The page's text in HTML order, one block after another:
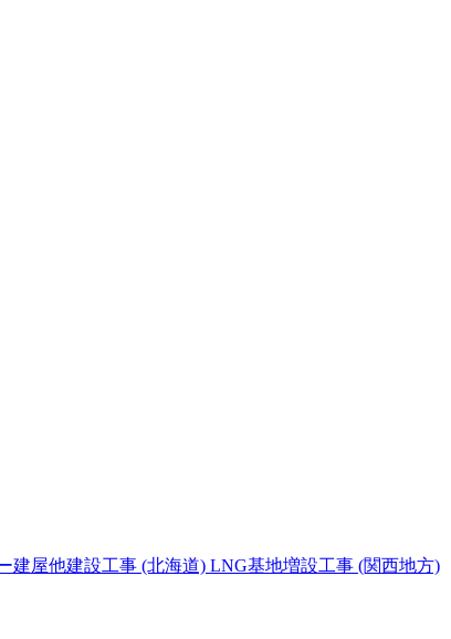
屋他建設工事 (北海道) LNG基地増設工事 (関西地方)